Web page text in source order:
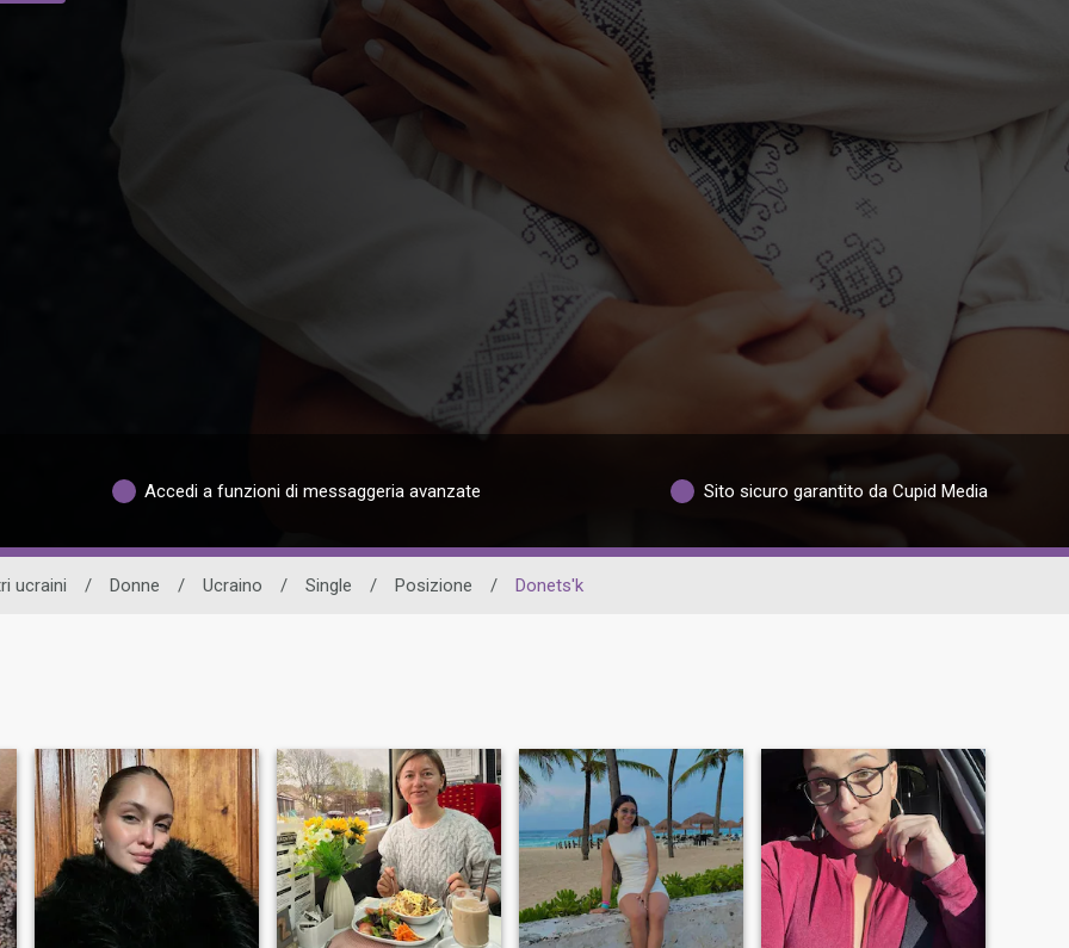
Accedi a funzioni di messaggeria avanzate Sito sicuro garantito da Cupid Media
ucraini / Donne / Ucraino / Single / Posizione / Donets'k